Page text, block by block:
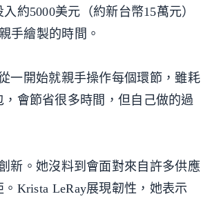
約5000美元（約新台幣15萬元）
手繪製的時間。
一開始就親手操作每個環節，雖耗
會節省很多時間，但自己做的過
新。她沒料到會面對來自許多供應
Krista LeRay展現韌性，她表示